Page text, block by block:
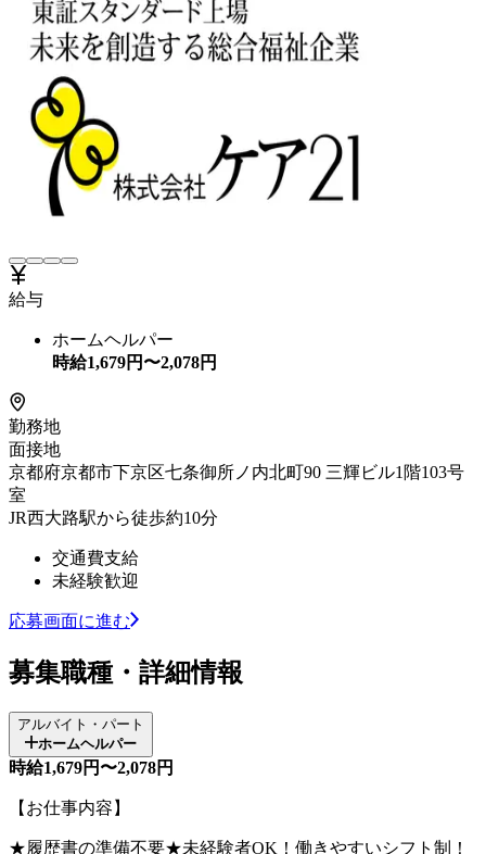
給与
ホームヘルパー
時給1,679円〜2,078円
勤務地
面接地
京都府京都市下京区七条御所ノ内北町90 三輝ビル1階103号
室
JR西大路駅から徒歩約10分
交通費支給
未経験歓迎
応募画面に進む
募集職種・詳細情報
アルバイト・パート
ホームヘルパー
時給1,679円〜2,078円
【お仕事内容】
★履歴書の準備不要★未経験者OK！働きやすいシフト制！